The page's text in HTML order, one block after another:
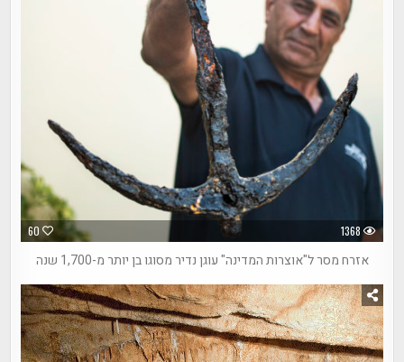
60 1368
אזרח מסר ל"אוצרות המדינה" עוגן נדיר מסוגו בן יותר מ-1,700 שנה